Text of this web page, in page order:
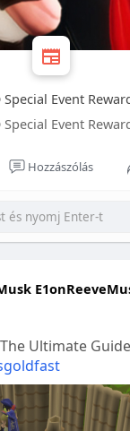
Special Event
Special Event
Hozzászólás
The Ultimate